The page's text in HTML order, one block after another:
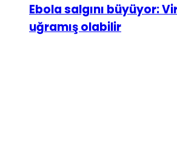
Ebola salgını büyüyor:
uğramış olabilir